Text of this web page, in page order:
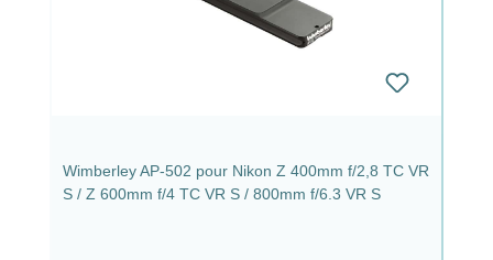
Wimberley AP-502 pour Nikon Z 400mm f/2,8 TC VR
S / Z 600mm f/4 TC VR S / 800mm f/6.3 VR S